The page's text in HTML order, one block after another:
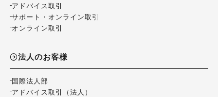
アドバイス取引
サポート・オンライン取引
オンライン取引
法人のお客様
国際法人部
アドバイス取引（法人）